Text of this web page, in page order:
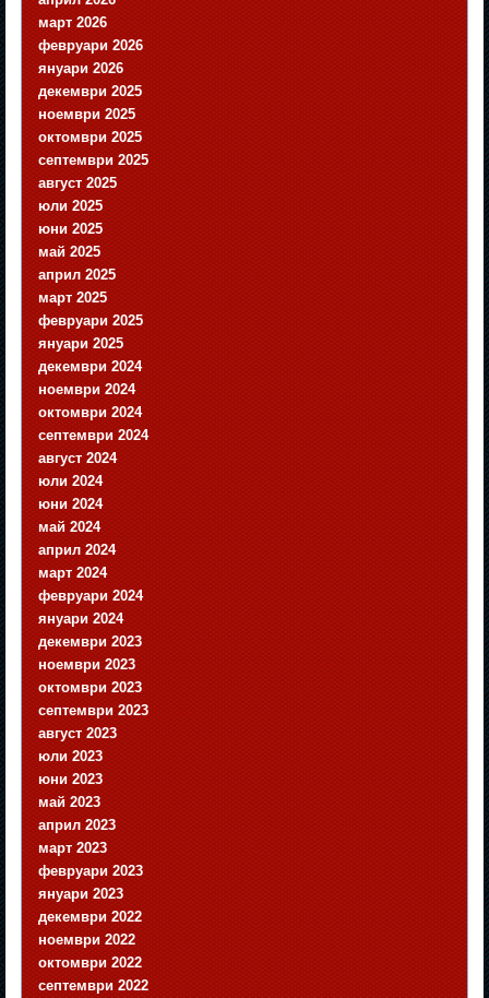
март 2026
февруари 2026
януари 2026
декември 2025
ноември 2025
октомври 2025
септември 2025
август 2025
юли 2025
юни 2025
май 2025
април 2025
март 2025
февруари 2025
януари 2025
декември 2024
ноември 2024
октомври 2024
септември 2024
август 2024
юли 2024
юни 2024
май 2024
април 2024
март 2024
февруари 2024
януари 2024
декември 2023
ноември 2023
октомври 2023
септември 2023
август 2023
юли 2023
юни 2023
май 2023
април 2023
март 2023
февруари 2023
януари 2023
декември 2022
ноември 2022
октомври 2022
септември 2022